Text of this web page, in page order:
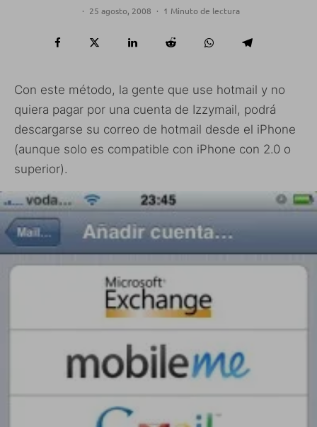
· 25 agosto, 2008 · 1 Minuto de lectura
Con este método, la gente que use hotmail y no
quiera pagar por una cuenta de Izzymail, podrá
descargarse su correo de hotmail desde el iPhone
(aunque solo es compatible con iPhone con 2.0 o
superior).